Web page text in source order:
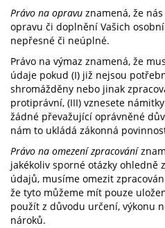
Právo na opravu znamená, že
opravu či doplnění Vašich
nepřesné či neúplné.
Právo na výmaz znamená, že
údaje pokud (I) již nejsou
shromážděny nebo jinak
protiprávní, (III) vznesete
žádné převažující oprávněné
nám to ukládá zákonná
Právo na omezení zpracování
jakékoliv sporné otázky ohledně
údajů, musíme omezit
že tyto můžeme mít pouze
použít z důvodu určení, výkonu
nároků.